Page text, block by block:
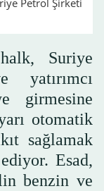
Petrol Şirketi
Suriye
girmesine
otomatik
sağlamak
Esad,
benzin ve